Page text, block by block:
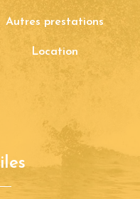
Autres prestations
Location